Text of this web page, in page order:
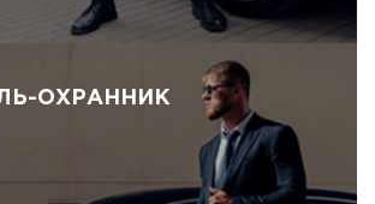
ОХРАННИК